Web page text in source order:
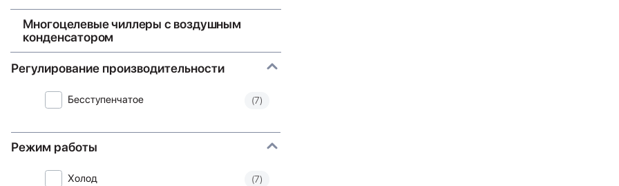
Многоцелевые чиллеры с воздушным
конденсатором
Регулирование производительности
Бесступенчатое (7)
Режим работы
Холод (7)